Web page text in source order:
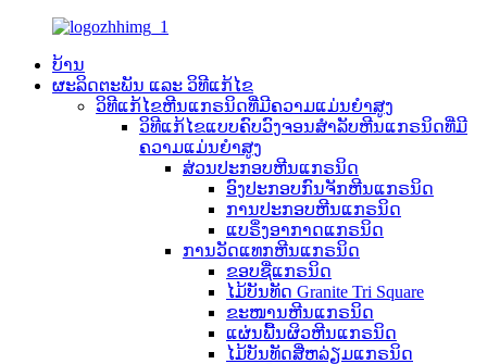
ບ້ານ
ຜະລິດຕະພັນ ແລະ ວິທີແກ້ໄຂ
ວິທີແກ້ໄຂຫີນແກຣນິດທີ່ມີຄວາມແມ່ນຍຳສູງ
ວິທີແກ້ໄຂແບບຄົບວົງຈອນສຳລັບຫີນແກຣນິດທີ່ມີ
ຄວາມແມ່ນຍໍາສູງ
ສ່ວນປະກອບຫີນແກຣນິດ
ອົງປະກອບກົນຈັກຫີນແກຣນິດ
ການປະກອບຫີນແກຣນິດ
ແບຣິ່ງອາກາດແກຣນິດ
ການວັດແທກຫີນແກຣນິດ
ຂອບຊື່ແກຣນິດ
ໄມ້ບັນທັດ Granite Tri Square
ຂະໜານຫີນແກຣນິດ
ແຜ່ນພື້ນຜິວຫີນແກຣນິດ
ໄມ້ບັນທັດສີ່ຫລ່ຽມແກຣນິດ